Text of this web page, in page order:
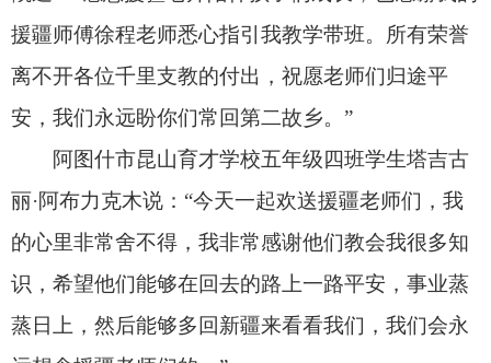
蒸日上，然后能够多回新疆来看看我们，我们会永
“一段援疆路，一生昆阿情”，巍巍帕米尔见证
千里赴疆师者的耕耘初心，高原雄鹰铭记跨越山海
使者的育人足迹，含苞待放于雄山圣水的石榴花牵
系起边疆沃土与江南水乡。援疆岁月有尽，交融情
谊绵长，今后，阿图什市将持续深化昆阿教育对口
续写两地同心共育、携手共进的新篇章。（全媒体
记者 曹学东）